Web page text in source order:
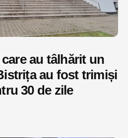
au tâlhărit un
au fost trimiși
30 de zile